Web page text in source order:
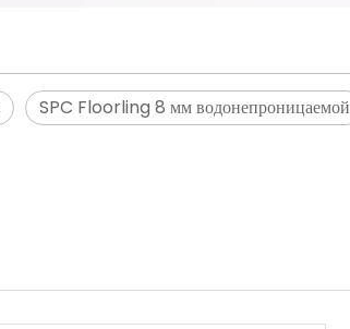
SPC Floorling 8 мм водонепроницаемой